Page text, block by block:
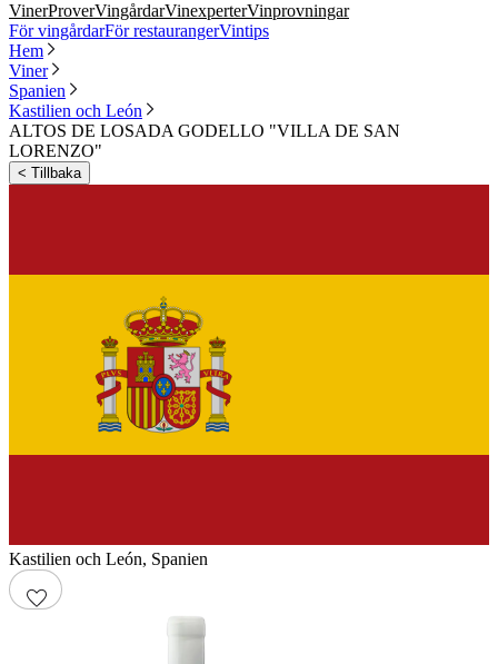
VinerProverVingårdarVinexperterVinprovningar
För vingårdarFör restaurangerVintips
Hem
Viner
Spanien
Kastilien och León
ALTOS DE LOSADA GODELLO "VILLA DE SAN
LORENZO"
< Tillbaka
Kastilien och León, Spanien